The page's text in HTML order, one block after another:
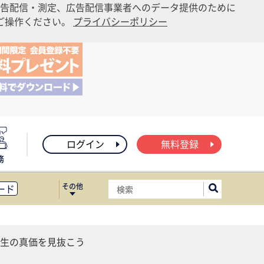
配信・測定、広告配信事業者へのデータ提供のために
作ください。 プライバシーポリシー
ログイン 無料登録
ド
ス移転
その他
の真価を見抜こう